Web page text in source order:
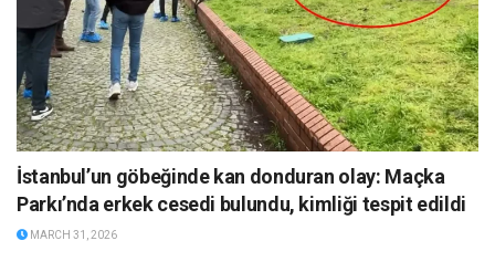
İstanbul’un göbeğinde kan donduran olay: Maçka
Parkı’nda erkek cesedi bulundu, kimliği tespit edildi
MARCH 31, 2026